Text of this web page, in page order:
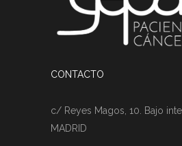
CONTACTO
c/ Reyes Magos, 10. Bajo
MADRID